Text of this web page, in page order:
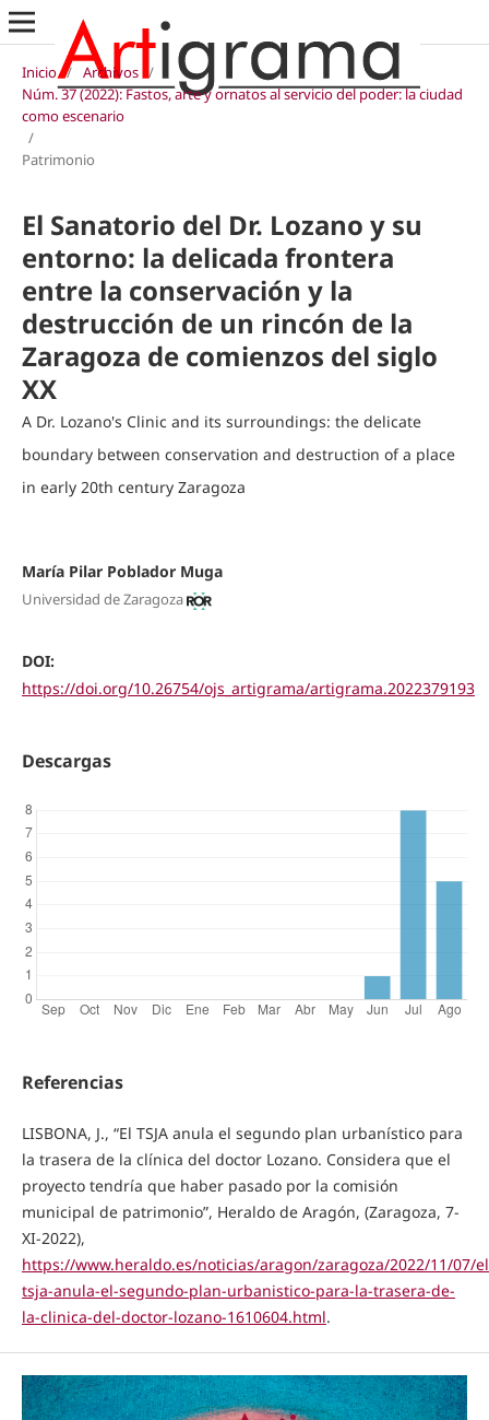
Inicio / Archivos /
Núm. 37 (2022): Fastos, arte y ornatos al servicio del poder: la ciudad
como escenario
/
Patrimonio
El Sanatorio del Dr. Lozano y su
entorno: la delicada frontera
entre la conservación y la
destrucción de un rincón de la
Zaragoza de comienzos del siglo
XX
A Dr. Lozano's Clinic and its surroundings: the delicate
boundary between conservation and destruction of a place
in early 20th century Zaragoza
María Pilar Poblador Muga
Universidad de Zaragoza
DOI:
https://doi.org/10.26754/ojs_artigrama/artigrama.2022379193
Descargas
Referencias
LISBONA, J., “El TSJA anula el segundo plan urbanístico para
la trasera de la clínica del doctor Lozano. Considera que el
proyecto tendría que haber pasado por la comisión
municipal de patrimonio”, Heraldo de Aragón, (Zaragoza, 7-
XI-2022),
https://www.heraldo.es/noticias/aragon/zaragoza/2022/11/07/
tsja-anula-el-segundo-plan-urbanistico-para-la-trasera-de-
la-clinica-del-doctor-lozano-1610604.html.